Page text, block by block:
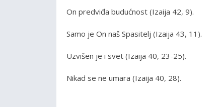
On predviđa budućnost (Izaija 42, 9).
Samo je On naš Spasitelj (Izaija 43, 11).
Uzvišen je i svet (Izaija 40, 23-25).
Nikad se ne umara (Izaija 40, 28).